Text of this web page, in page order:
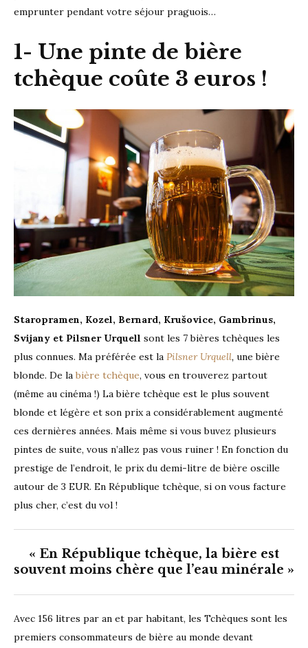
emprunter pendant votre séjour praguois…
1- Une pinte de bière
tchèque coûte 3 euros !
Staropramen, Kozel, Bernard, Krušovice, Gambrinus,
Svijany et Pilsner Urquell sont les 7 bières tchèques les
plus connues. Ma préférée est la Pilsner Urquell, une bière
blonde. De la bière tchèque, vous en trouverez partout
(même au cinéma !) La bière tchèque est le plus souvent
blonde et légère et son prix a considérablement augmenté
ces dernières années. Mais même si vous buvez plusieurs
pintes de suite, vous n’allez pas vous ruiner ! En fonction du
prestige de l’endroit, le prix du demi-litre de bière oscille
autour de 3 EUR. En République tchèque, si on vous facture
plus cher, c’est du vol !
« En République tchèque, la bière est
souvent moins chère que l’eau minérale »
Avec 156 litres par an et par habitant, les Tchèques sont les
premiers consommateurs de bière au monde devant